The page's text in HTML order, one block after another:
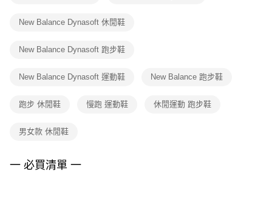
１．透過由恩沛科技股份有限公司提供之「AFTEE先享後付」服務完成之交
權轉讓予恩沛科技股份有限公司。
３．未成年的使用者請事先徵得法定代理人或監護人之同意方可使用
任。
請求用戶進行身份認證。
New Balance Dynasoft 休閒鞋
New Balance Dynasoft 跑步鞋
New Balance Dynasoft 運動鞋 New Balance 跑步鞋
跑步 休閒鞋 慢跑 運動鞋 休閒運動 跑步鞋
男女款 休閒鞋
一 必買清單 一